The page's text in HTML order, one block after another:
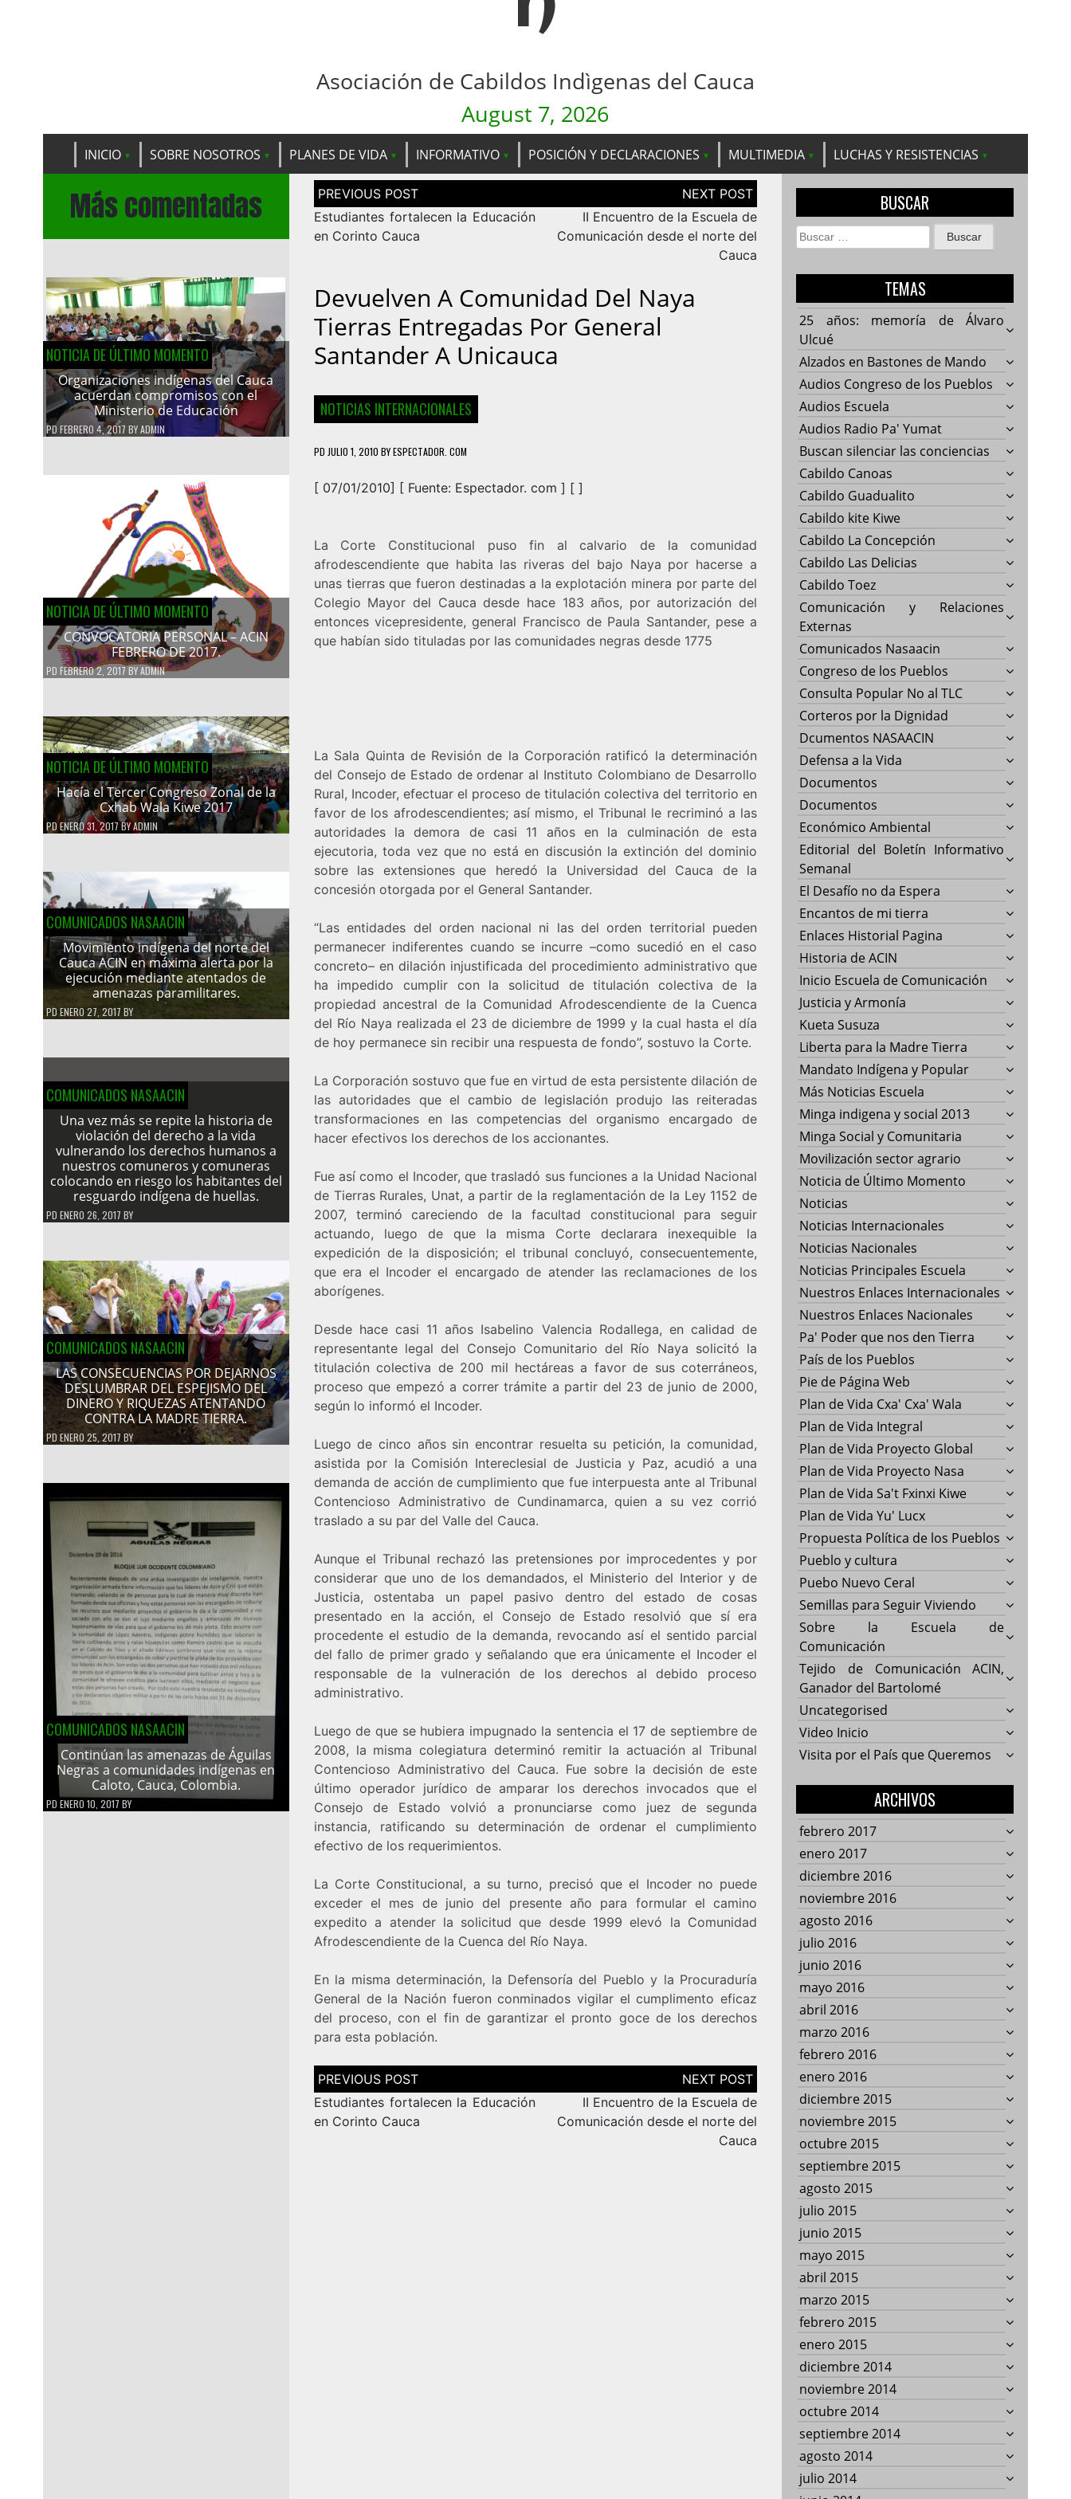
Asociación de Cabildos Indìgenas del Cauca
August 7, 2026
INICIO SOBRE NOSOTROS PLANES DE VIDA INFORMATIVO POSICIÓN Y DECLARACIONES MULTIMEDIA LUCHAS Y RESISTENCIAS
Más comentadas
NOTICIA DE ÚLTIMO MOMENTO
Organizaciones indígenas del Cauca
acuerdan compromisos con el
Ministerio de Educación
PD FEBRERO 4, 2017 BYADMIN
NOTICIA DE ÚLTIMO MOMENTO
CONVOCATORIA PERSONAL – ACIN
FEBRERO DE 2017.
PD FEBRERO 2, 2017BYADMIN
NOTICIA DE ÚLTIMO MOMENTO
Hacía el Tercer Congreso Zonal de la
Cxhab Wala Kiwe 2017
PDENERO 31, 2017BYADMIN
COMUNICADOS NASAACIN
Movimiento indígena del norte del
Cauca ACIN en máxima alerta por la
ejecución mediante atentados de
amenazas paramilitares.
PD ENERO 27, 2017 BY
COMUNICADOS NASAACIN
Una vez más se repite la historia de
violación del derecho a la vida
vulnerando los derechos humanos a
nuestros comuneros y comuneras
colocando en riesgo los habitantes del
resguardo indígena de huellas.
PD ENERO 26, 2017 BY
COMUNICADOS NASAACIN
LAS CONSECUENCIAS POR DEJARNOS
DESLUMBRAR DEL ESPEJISMO DEL
DINERO Y RIQUEZAS ATENTANDO
CONTRA LA MADRE TIERRA.
PDENERO 25, 2017 BY
COMUNICADOS NASAACIN
Continúan las amenazas de Águilas
Negras a comunidades indígenas en
Caloto, Cauca, Colombia.
PD ENERO 10, 2017 BY
Navegación
de
entradas
Estudiantes fortalecen la Educación
en Corinto Cauca
II Encuentro de la Escuela de
Comunicación desde el norte del
Cauca
Devuelven A Comunidad Del Naya
Tierras Entregadas Por General
Santander A Unicauca
NOTICIAS INTERNACIONALES
PD JULIO 1, 2010 BYESPECTADOR. COM
[ 07/01/2010] [ Fuente: Espectador. com ] [ ]
La Corte Constitucional puso fin al calvario de la comunidad
afrodescendiente que habita las riveras del bajo Naya por hacerse a
unas tierras que fueron destinadas a la explotación minera por parte del
Colegio Mayor del Cauca desde hace 183 años, por autorización del
entonces vicepresidente, general Francisco de Paula Santander, pese a
que habían sido tituladas por las comunidades negras desde 1775
La Sala Quinta de Revisión de la Corporación ratificó la determinación
del Consejo de Estado de ordenar al Instituto Colombiano de Desarrollo
Rural, Incoder, efectuar el proceso de titulación colectiva del territorio en
favor de los afrodescendientes; así mismo, el Tribunal le recriminó a las
autoridades la demora de casi 11 años en la culminación de esta
ejecutoria, toda vez que no está en discusión la extinción del dominio
sobre las extensiones que heredó la Universidad del Cauca de la
concesión otorgada por el General Santander.
“Las entidades del orden nacional ni las del orden territorial pueden
permanecer indiferentes cuando se incurre –como sucedió en el caso
concreto– en dilación injustificada del procedimiento administrativo que
ha impedido cumplir con la solicitud de titulación colectiva de la
propiedad ancestral de la Comunidad Afrodescendiente de la Cuenca
del Río Naya realizada el 23 de diciembre de 1999 y la cual hasta el día
de hoy permanece sin recibir una respuesta de fondo”, sostuvo la Corte.
La Corporación sostuvo que fue en virtud de esta persistente dilación de
las autoridades que el cambio de legislación produjo las reiteradas
transformaciones en las competencias del organismo encargado de
hacer efectivos los derechos de los accionantes.
Fue así como el Incoder, que trasladó sus funciones a la Unidad Nacional
de Tierras Rurales, Unat, a partir de la reglamentación de la Ley 1152 de
2007, terminó careciendo de la facultad constitucional para seguir
actuando, luego de que la misma Corte declarara inexequible la
expedición de la disposición; el tribunal concluyó, consecuentemente,
que era el Incoder el encargado de atender las reclamaciones de los
aborígenes.
Desde hace casi 11 años Isabelino Valencia Rodallega, en calidad de
representante legal del Consejo Comunitario del Río Naya solicitó la
titulación colectiva de 200 mil hectáreas a favor de sus coterráneos,
proceso que empezó a correr trámite a partir del 23 de junio de 2000,
según lo informó el Incoder.
Luego de cinco años sin encontrar resuelta su petición, la comunidad,
asistida por la Comisión Intereclesial de Justicia y Paz, acudió a una
demanda de acción de cumplimiento que fue interpuesta ante al Tribunal
Contencioso Administrativo de Cundinamarca, quien a su vez corrió
traslado a su par del Valle del Cauca.
Aunque el Tribunal rechazó las pretensiones por improcedentes y por
considerar que uno de los demandados, el Ministerio del Interior y de
Justicia, ostentaba un papel pasivo dentro del estado de cosas
presentado en la acción, el Consejo de Estado resolvió que sí era
procedente el estudio de la demanda, revocando así el sentido parcial
del fallo de primer grado y señalando que era únicamente el Incoder el
responsable de la vulneración de los derechos al debido proceso
administrativo.
Luego de que se hubiera impugnado la sentencia el 17 de septiembre de
2008, la misma colegiatura determinó remitir la actuación al Tribunal
Contencioso Administrativo del Cauca. Fue sobre la decisión de este
último operador jurídico de amparar los derechos invocados que el
Consejo de Estado volvió a pronunciarse como juez de segunda
instancia, ratificando su determinación de ordenar el cumplimiento
efectivo de los requerimientos.
La Corte Constitucional, a su turno, precisó que el Incoder no puede
exceder el mes de junio del presente año para formular el camino
expedito a atender la solicitud que desde 1999 elevó la Comunidad
Afrodescendiente de la Cuenca del Río Naya.
En la misma determinación, la Defensoría del Pueblo y la Procuraduría
General de la Nación fueron conminados vigilar el cumplimento eficaz
del proceso, con el fin de garantizar el pronto goce de los derechos
para esta población.
Navegación
de
entradas
Estudiantes fortalecen la Educación
en Corinto Cauca
II Encuentro de la Escuela de
Comunicación desde el norte del
Cauca
BUSCAR
Buscar:
TEMAS
25 años: memoría de Álvaro
Ulcué
Alzados en Bastones de Mando
Audios Congreso de los Pueblos
Audios Escuela
Audios Radio Pa' Yumat
Buscan silenciar las conciencias
Cabildo Canoas
Cabildo Guadualito
Cabildo kite Kiwe
Cabildo La Concepción
Cabildo Las Delicias
Cabildo Toez
Comunicación y Relaciones
Externas
Comunicados Nasaacin
Congreso de los Pueblos
Consulta Popular No al TLC
Corteros por la Dignidad
Dcumentos NASAACIN
Defensa a la Vida
Documentos
Documentos
Económico Ambiental
Editorial del Boletín Informativo
Semanal
El Desafío no da Espera
Encantos de mi tierra
Enlaces Historial Pagina
Historia de ACIN
Inicio Escuela de Comunicación
Justicia y Armonía
Kueta Susuza
Liberta para la Madre Tierra
Mandato Indígena y Popular
Más Noticias Escuela
Minga indigena y social 2013
Minga Social y Comunitaria
Movilización sector agrario
Noticia de Último Momento
Noticias
Noticias Internacionales
Noticias Nacionales
Noticias Principales Escuela
Nuestros Enlaces Internacionales
Nuestros Enlaces Nacionales
Pa' Poder que nos den Tierra
País de los Pueblos
Pie de Página Web
Plan de Vida Cxa' Cxa' Wala
Plan de Vida Integral
Plan de Vida Proyecto Global
Plan de Vida Proyecto Nasa
Plan de Vida Sa't Fxinxi Kiwe
Plan de Vida Yu' Lucx
Propuesta Política de los Pueblos
Pueblo y cultura
Puebo Nuevo Ceral
Semillas para Seguir Viviendo
Sobre la Escuela de
Comunicación
Tejido de Comunicación ACIN,
Ganador del Bartolomé
Uncategorised
Video Inicio
Visita por el País que Queremos
ARCHIVOS
febrero 2017
enero 2017
diciembre 2016
noviembre 2016
agosto 2016
julio 2016
junio 2016
mayo 2016
abril 2016
marzo 2016
febrero 2016
enero 2016
diciembre 2015
noviembre 2015
octubre 2015
septiembre 2015
agosto 2015
julio 2015
junio 2015
mayo 2015
abril 2015
marzo 2015
febrero 2015
enero 2015
diciembre 2014
noviembre 2014
octubre 2014
septiembre 2014
agosto 2014
julio 2014